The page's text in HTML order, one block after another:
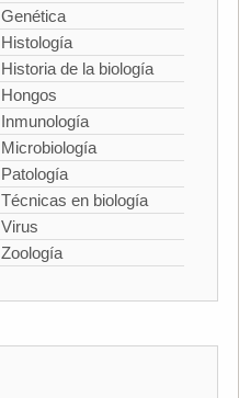
Genética
Histología
Historia de la biología
Hongos
Inmunología
Microbiología
Patología
Técnicas en biología
Virus
Zoología